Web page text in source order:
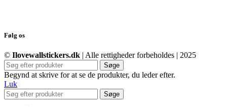
Følg os
© Ilovewallstickers.dk | Alle rettigheder forbeholdes | 2025
Søge
Begynd at skrive for at se de produkter, du leder efter.
Luk
Søge